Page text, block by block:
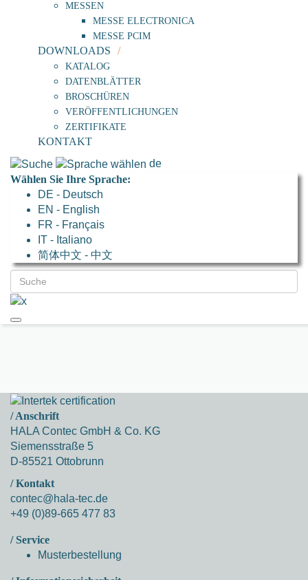
MESSEN
MESSE ELECTRONICA
MESSE PCIM
DOWNLOADS
KATALOG
DATENBLÄTTER
BROSCHÜREN
VERÖFFENTLICHUNGEN
ZERTIFIKATE
KONTAKT
de
Wählen Sie Ihre Sprache:
DE - Deutsch
EN - English
FR - Français
IT - Italiano
简体中文 - 中文
/ Anschrift
HALA Contec GmbH & Co. KG
Siemensstraße 5
D-85521 Ottobrunn
/ Kontakt
contec@hala-tec.de
+49 (0)89-665 477 83
/ Service
Musterbestellung